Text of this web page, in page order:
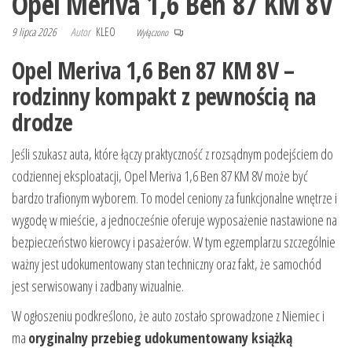
9 lipca 2026 Autor KLEO Wyłączono
Opel Meriva 1,6 Ben 87 KM 8V –
rodzinny kompakt z pewnością na
drodze
Jeśli szukasz auta, które łączy praktyczność z rozsądnym podejściem do
codziennej eksploatacji, Opel Meriva 1,6 Ben 87 KM 8V może być
bardzo trafionym wyborem. To model ceniony za funkcjonalne wnętrze i
wygodę w mieście, a jednocześnie oferuje wyposażenie nastawione na
bezpieczeństwo kierowcy i pasażerów. W tym egzemplarzu szczególnie
ważny jest udokumentowany stan techniczny oraz fakt, że samochód
jest serwisowany i zadbany wizualnie.
W ogłoszeniu podkreślono, że auto zostało sprowadzone z Niemiec i
ma oryginalny przebieg udokumentowany książką